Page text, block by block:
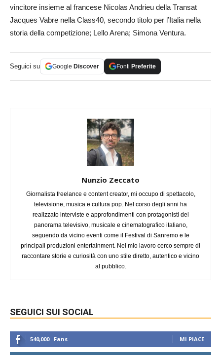
vincitore insieme al francese Nicolas Andrieu della Transat
Jacques Vabre nella Class40, secondo titolo per l’Italia nella
storia della competizione; Lello Arena; Simona Ventura.
Seguici su Google Discover Fonti Preferite
Nunzio Zeccato
Giornalista freelance e content creator, mi occupo di spettacolo,
televisione, musica e cultura pop. Nel corso degli anni ha
realizzato interviste e approfondimenti con protagonisti del
panorama televisivo, musicale e cinematografico italiano,
seguendo da vicino eventi come il Festival di Sanremo e le
principali produzioni entertainment. Nel mio lavoro cerco sempre di
raccontare storie e curiosità con uno stile diretto, autentico e vicino
al pubblico.
SEGUICI SUI SOCIAL
540,000 Fans MI PIACE